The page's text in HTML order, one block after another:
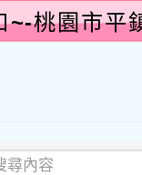
桃園市平